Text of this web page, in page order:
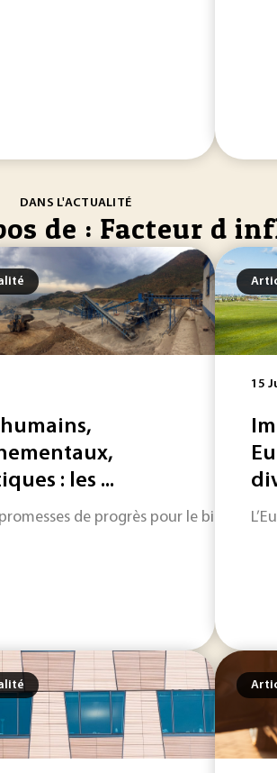
DANS L'ACTUALITÉ
de : Facteur d
métalliques perdent leur
: les ...
de progrès pour le bien
15